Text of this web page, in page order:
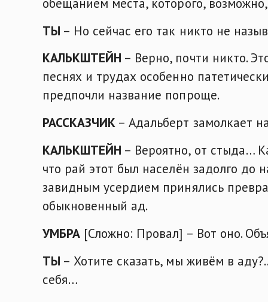
ТЫ – Но сейчас его так никто не
КАЛЬКШТЕЙН – Верно, почти никто.
песнях и трудах особенно
предпочли название попроще.
РАССКАЗЧИК – Адальберт замолкает
КАЛЬКШТЕЙН – Вероятно, от стыда…
что рай этот был населён задолго до
завидным усердием принялись
обыкновенный ад.
УМБРА [Сложно: Провал] – Вот оно.
ТЫ – Хотите сказать, мы живём в
себя…